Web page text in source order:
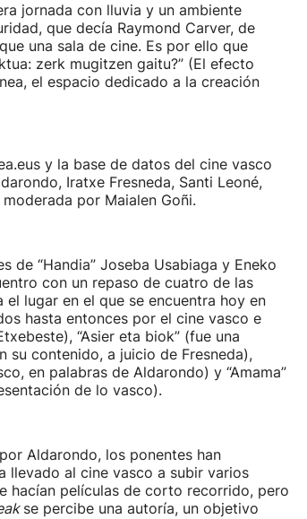
jornada con lluvia y un ambiente
que decía Raymond Carver, de
una sala de cine. Es por ello que
zerk mugitzen gaitu?” (El efecto
el espacio dedicado a la creación
y la base de datos del cine vasco
Iratxe Fresneda, Santi Leoné,
por Maialen Goñi.
de “Handia” Joseba Usabiaga y Eneko
con un repaso de cuatro de las
lugar en el que se encuentra hoy en
hasta entonces por el cine vasco e
“Asier eta biok” (fue una
su contenido, a juicio de Fresneda),
en palabras de Aldarondo) y “Amama”
de lo vasco).
Aldarondo, los ponentes han
llevado al cine vasco a subir varios
hacían películas de corto recorrido, pero
se percibe una autoría, un objetivo